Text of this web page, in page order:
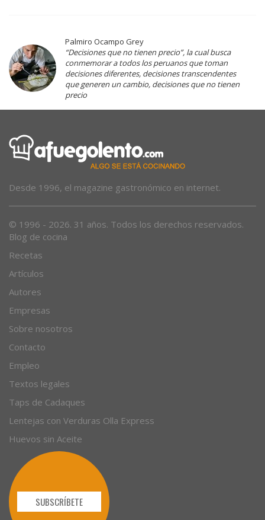
Palmiro Ocampo Grey
“Decisiones que no tienen precio”, la cual busca
conmemorar a todos los peruanos que toman
decisiones diferentes, decisiones transcendentes
que generen un cambio, decisiones que no tienen
precio
Desde 1996, el magazine gastronómico en internet.
© 1996 - 2026. 31 años. Todos los derechos reservados.
Blog de cocina
Recetas
Artículos
Autores
Empresas
Sobre nosotros
Contacto
Empleo
Textos legales
Taps de Cadaques
Lentejas con Verduras Olla Express
Huevos sin Aceite
SUBSCRÍBETE